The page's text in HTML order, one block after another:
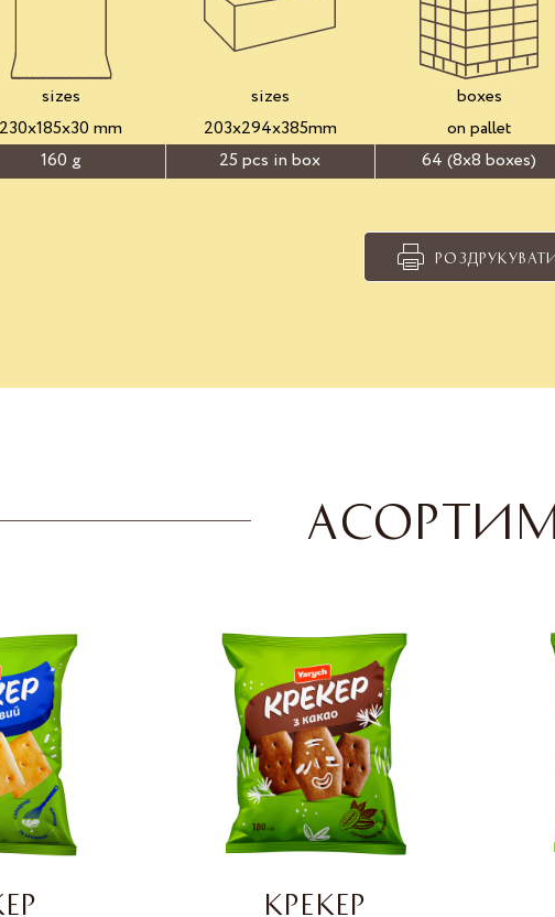
sizes
230x185x30 mm
160 g
sizes
203x294x385mm
25 pcs in box
boxes
on pallet
64 (8x8 boxes)
КРЕКЕР